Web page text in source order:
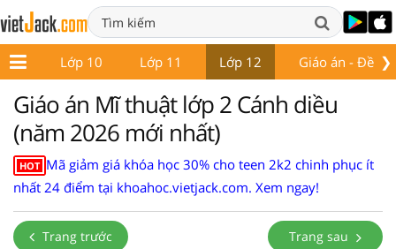
❯
9 Lớp 10 Lớp 11 Lớp 12 Giáo án - Đề thi
Giáo án Mĩ thuật lớp 2 Cánh diều
(năm 2026 mới nhất)
HOT Mã giảm giá khóa học 30% cho teen 2k2 chinh phục ít
nhất 24 điểm tại khoahoc.vietjack.com. Xem ngay!
Trang trước Trang sau